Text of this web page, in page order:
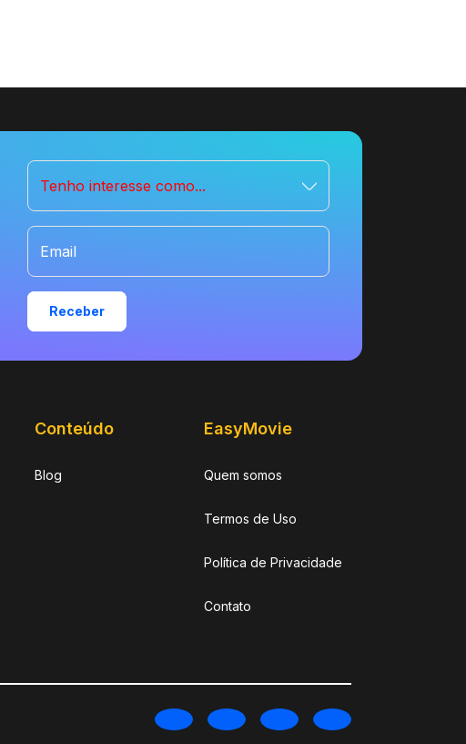
Tenho interesse como...
Email
Receber
Conteúdo
Blog
EasyMovie
Quem somos
Termos de Uso
Política de Privacidade
Contato